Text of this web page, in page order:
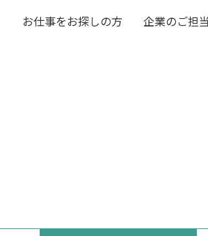
お仕事をお探しの方 企業のご担